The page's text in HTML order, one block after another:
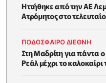
Ηττήθηκε από την ΑΕ
Ατρόμητος στο
ΠΟΔΟΣΦΑΙΡΟ ΔΙΕΘΝΗ
Στη Μαδρίτη για πάντα
Ρεάλ μέχρι το